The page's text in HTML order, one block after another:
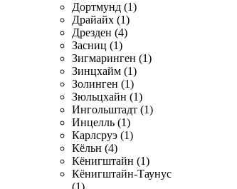
Дортмунд (1)
Драйайх (1)
Дрезден (4)
Засниц (1)
Зигмаринген (1)
Зинцхайм (1)
Золинген (1)
Зюльцхайн (1)
Ингольштадт (1)
Инцелль (1)
Карлсруэ (1)
Кёльн (4)
Кёнигштайн (1)
Кёнигштайн-Таунус
(1)